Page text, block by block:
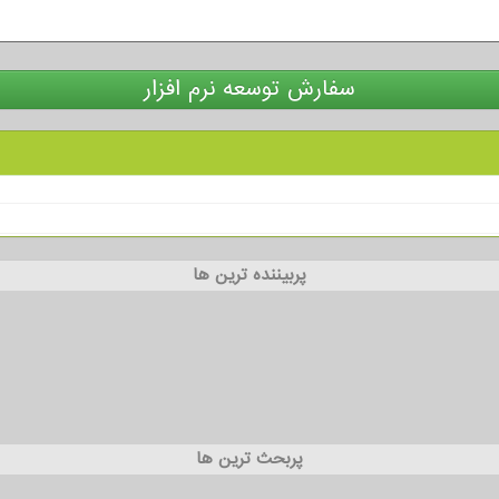
سفارش توسعه نرم افزار
پربیننده ترین ها
پربحث ترین ها